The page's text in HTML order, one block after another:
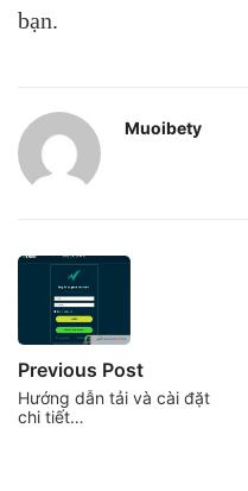
bạn.
Muoibety
Previous Post
Hướng dẫn tải và cài đặt
chi tiết…